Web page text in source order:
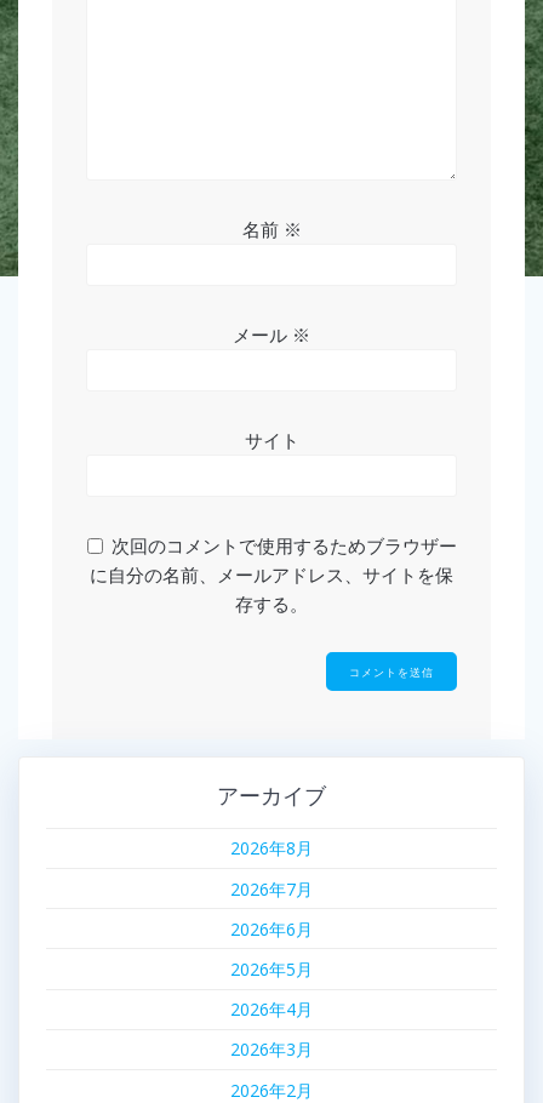
名前 ※
メール ※
サイト
次回のコメントで使用するためブラウザー
に自分の名前、メールアドレス、サイトを保
存する。
アーカイブ
2026年8月
2026年7月
2026年6月
2026年5月
2026年4月
2026年3月
2026年2月